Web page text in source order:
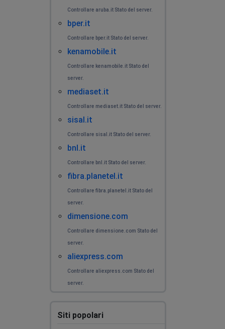
Controllare aruba.it Stato del server.
bper.it
Controllare bper.it Stato del server.
kenamobile.it
Controllare kenamobile.it Stato del
server.
mediaset.it
Controllare mediaset.it Stato del server.
sisal.it
Controllare sisal.it Stato del server.
bnl.it
Controllare bnl.it Stato del server.
fibra.planetel.it
Controllare fibra.planetel.it Stato del
server.
dimensione.com
Controllare dimensione.com Stato del
server.
aliexpress.com
Controllare aliexpress.com Stato del
server.
Siti popolari